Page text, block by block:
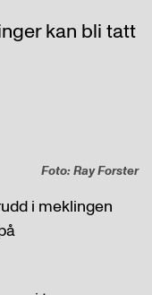
kan bli tatt
Foto: Ray Forster
i meklingen